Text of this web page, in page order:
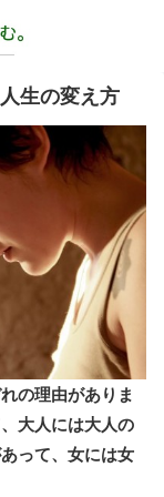
生の変え方
の理由がありま
大人には大人の
って、女には女